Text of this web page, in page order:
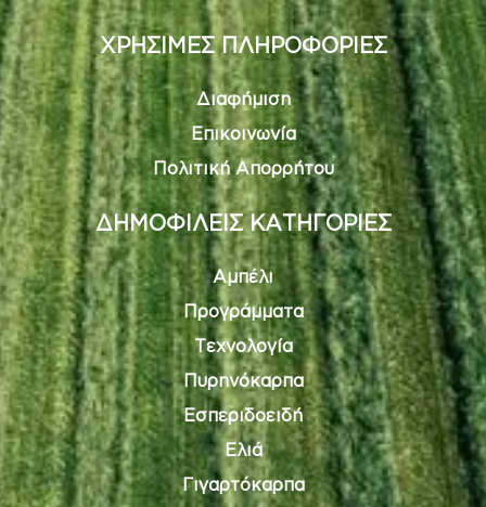
ΧΡΗΣΙΜΕΣ ΠΛΗΡΟΦΟΡΙΕΣ
Διαφήμιση
Επικοινωνία
Πολιτική Απορρήτου
ΔΗΜΟΦΙΛΕΙΣ ΚΑΤΗΓΟΡΙΕΣ
Αμπέλι
Προγράμματα
Τεχνολογία
Πυρηνόκαρπα
Εσπεριδοειδή
Ελιά
Γιγαρτόκαρπα